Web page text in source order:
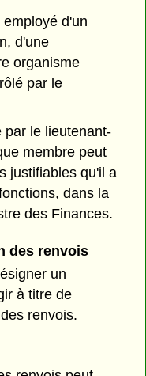
d'un
d'une
organisme
par le
par le lieutenant-
membre peut
justifiables qu'il a
dans la
des Finances.
des renvois
un
à titre de
renvois.